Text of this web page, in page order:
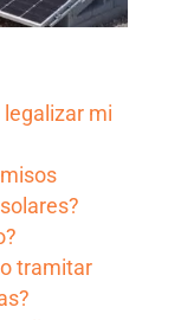
mi
tramitar